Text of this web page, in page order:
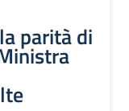
parità di